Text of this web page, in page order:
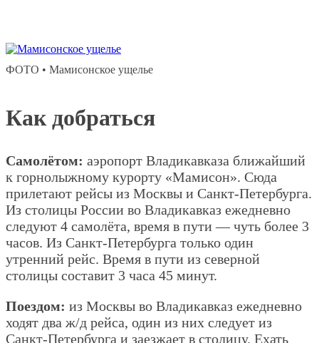
ФОТО • Мамисонское ущелье
Как добраться
Самолётом: аэропорт Владикавказа ближайший
к горнолыжному курорту «Мамисон». Сюда
прилетают рейсы из Москвы и Санкт-Петербурга.
Из столицы России во Владикавказ ежедневно
следуют 4 самолёта, время в пути — чуть более 3
часов. Из Санкт-Петербурга только один
утренний рейс. Время в пути из северной
столицы составит 3 часа 45 минут.
Поездом: из Москвы во Владикавказ ежедневно
ходят два ж/д рейса, один из них следует из
Санкт-Петербурга и заезжает в столицу. Ехать